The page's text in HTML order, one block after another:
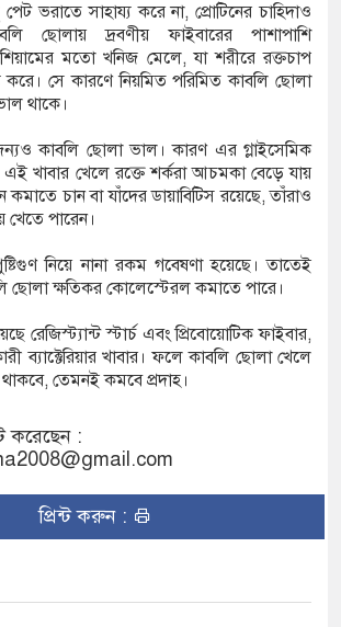
ভরাতে সাহায্য করে না, প্রোটিনের চাহিদাও
ছোলায় দ্রবণীয় ফাইবারের পাশাপাশি
মতো খনিজ মেলে, যা শরীরে রক্তচাপ
করে। সে কারণে নিয়মিত পরিমিত কাবলি ছোলা
ভাল থাকে।
কাবলি ছোলা ভাল। কারণ এর গ্লাইসেমিক
খাবার খেলে রক্তে শর্করা আচমকা বেড়ে যায়
চান বা যাঁদের ডায়াবিটিস রয়েছে, তাঁরাও
খেতে পারেন।
নিয়ে নানা রকম গবেষণা হয়েছে। তাতেই
ছোলা ক্ষতিকর কোলেস্টেরল কমাতে পারে।
রেজিস্ট্যান্ট স্টার্চ এবং প্রিবোয়োটিক ফাইবার,
ব্যাক্টেরিয়ার খাবার। ফলে কাবলি ছোলা খেলে
তেমনই কমবে প্রদাহ।
করেছেন :
প্রিন্ট করুন :